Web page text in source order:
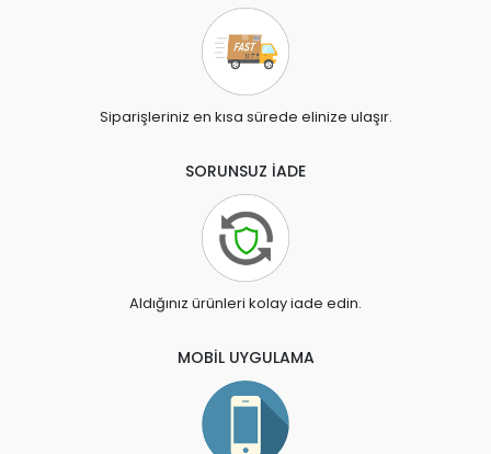
Siparişleriniz en kısa sürede elinize ulaşır.
SORUNSUZ İADE
Aldığınız ürünleri kolay iade edin.
MOBİL UYGULAMA